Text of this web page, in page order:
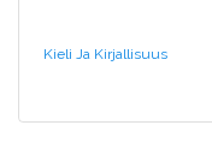
Kieli Ja Kirjallisuus